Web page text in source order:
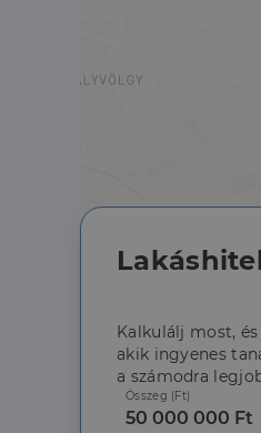
Kalkulálj most,
akik ingyenes
a számodra
Összeg (Ft)